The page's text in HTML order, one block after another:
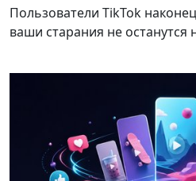
Пользователи TikTok
ваши старания не